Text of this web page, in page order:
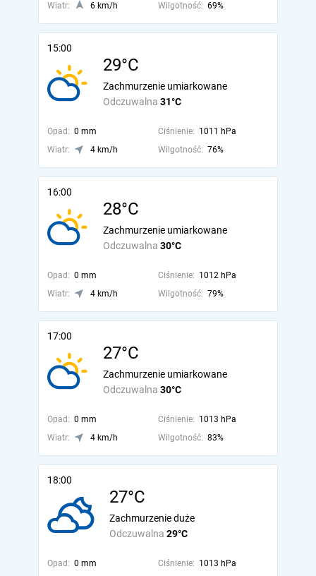
Wiatr:
6 km/h Wilgotność: 69%
15:00
29°C
Odczuwalna 31°C
Zachmurzenie umiarkowane
Opad: 0 mm Ciśnienie: 1011 hPa
Wiatr:
4 km/h Wilgotność: 76%
16:00
28°C
Odczuwalna 30°C
Zachmurzenie umiarkowane
Opad: 0 mm Ciśnienie: 1012 hPa
Wiatr:
4 km/h Wilgotność: 79%
17:00
27°C
Odczuwalna 30°C
Zachmurzenie umiarkowane
Opad: 0 mm Ciśnienie: 1013 hPa
Wiatr:
4 km/h Wilgotność: 83%
18:00
27°C
Odczuwalna 29°C
Zachmurzenie duże
Opad: 0 mm Ciśnienie: 1013 hPa